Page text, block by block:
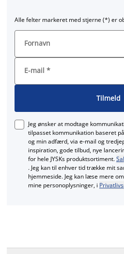
Alle felter markeret med stjerne (*) er
Fornavn
E-mail *
Tilmeld
Jeg ønsker at modtage
tilpasset kommunikation baseret
og min adfærd, via e‑mail og
inspiration, gode tilbud, nye
for hele JYSKs produktsortiment.
. Jeg kan til enhver tid trække mit
hjemmeside. Jeg kan læse mere
mine personoplysninger, i